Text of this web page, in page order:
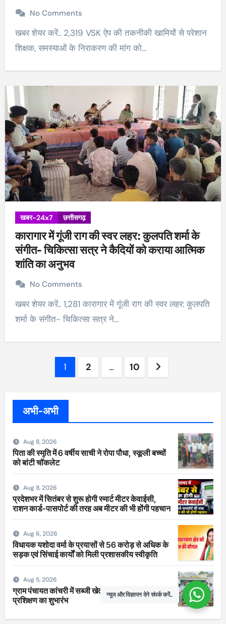
No Comments
खबर शेयर करें.. 2,319 VSK ऐप की तकनीकी खामियों से परेशान
शिक्षक, समस्याओं के निराकरण की मांग को…
खबर-24x7 छत्तीसगढ़
कारागार में गूंजी राग की स्वर लहर: कुलपति शर्मा के
संगीत- चिकित्सा सत्र ने कैदियों को कराया आत्मिक
शांति का अनुभव
No Comments
खबर शेयर करें.. 1,281 कारागार में गूंजी राग की स्वर लहर: कुलपति
शर्मा के संगीत- चिकित्सा सत्र ने…
1 2 … 10
अभी-अभी
Aug 8, 2026
पिता की स्मृति में 6 वर्षीय साची ने रोपा पौधा, स्कूली बच्चों
को बांटी चॉकलेट
Aug 8, 2026
प्रदेशभर में सितंबर से शुरू होगी स्मार्ट मीटर केवाईसी,
राशन कार्ड-पासपोर्ट की तरह अब मीटर की भी होंगी पहचान
Aug 6, 2026
विधायक यशोदा वर्मा के प्रयासों से 56 करोड़ से अधिक के
सड़क एवं सिंचाई कार्यों को मिली प्रशासकीय स्वीकृति
Aug 5, 2026
ग्राम पंचायत कांचरी में सब्जी खेती एवं नर्सरी प्रबंधन
प्रशिक्षण का शुभारंभ
न्यूज और विज्ञापन देने संपर्क करें..